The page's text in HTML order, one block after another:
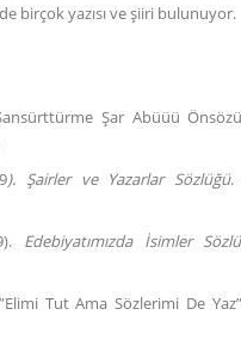
birçok yazısı ve şiiri bulunuyor.
Şar Abüüü
). Şairler ve Yazarlar Sözlüğü.
Edebiyatımızda İsimler
Tut Ama Sözlerimi De